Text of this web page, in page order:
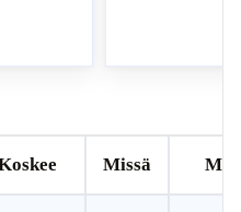
Missä